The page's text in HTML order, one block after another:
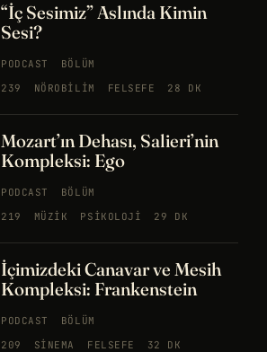
“İç Sesimiz” Aslında Kimin
Sesi?
PODCAST
BÖLÜM
239
NÖROBILIM FELSEFE 28 DK
Mozart’ın Dehası, Salieri’nin
Kompleksi: Ego
PODCAST
BÖLÜM
219
MÜZIK PSIKOLOJI 29 DK
İçimizdeki Canavar ve Mesih
Kompleksi: Frankenstein
PODCAST
BÖLÜM
209
SINEMA FELSEFE 32 DK